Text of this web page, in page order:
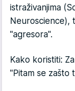
istraživanjima
Neuroscience),
"agresora".
Kako koristiti:
"Pitam se zašto